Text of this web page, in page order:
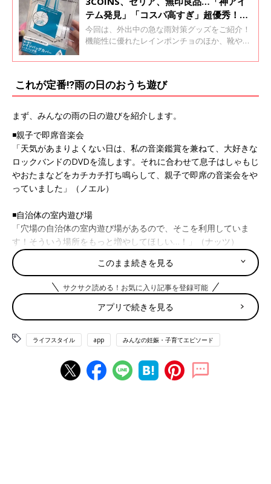
テム発見」「コスパ高すぎ」超優秀！急
な雨対策グッズ4選
今回は、外出中の急な雨対策グッズをご紹介！
機能性に優れたレインポンチョのほか、靴やバ
秀なものばかりです。実際に使っている人の満
ださいね♪
これが定番⁉雨の日のおうち遊び
まず、みんなの雨の日の遊びを紹介します。
◾️親子で即席音楽会
「天気があまりよくない日は、私の音楽鑑賞を兼ねて、大好きな
ロックバンドのDVDを流します。それに合わせて息子はしゃもじ
やおたまなどをカチカチ打ち鳴らして、親子で即席の音楽会をや
っていました」（ノエル）
◾️自治体の室内遊び場
「穴場の自治体の室内遊び場があるので、そこを利用していま
す！そういう場所をもっと増やしてほしい…！」（ナッツ）
◾️ひたすらお絵描きやねんど
「家でひたすらお絵描きやねんど、絵本、テレビ…。あと、お風
呂をプールにして遊んだり、その中でシャボン玉やったりしてい
ます」（てるちゃん）
◾️外の風を感じながらお話
「庭に面したカーテンを開けて、外を眺めながら、お話をした
り、窓を開けて少し風を感じたりしています」（ぶち）
このまま続きを見る
サクサク読める！お気に入り記事を登録可能
アプリで続きを見る
ライフスタイル app みんなの妊娠・子育てエピソード